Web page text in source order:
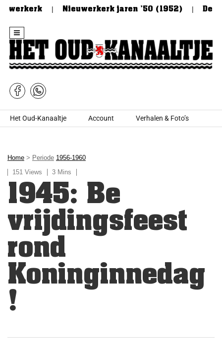
Nieuwerkerk jaren ’50 (1952) De
Skip to content
Het Oud-Kanaaltje Account Verhalen & Foto’s
Home > Periode 1956-1960
151 Views
3 Mins
1945: Be
vrijdingsfeest
rond
Koninginnedag
!